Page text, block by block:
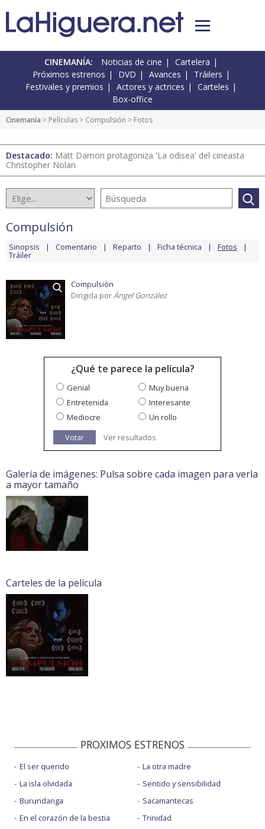
CINEMANÍA: Noticias de cine
Cartelera
Próximos estrenos
DVD Avances
Tráilers
Festivales y premios
Actores y actrices
Carteles
Box-office
Cinemanía > Películas > Compulsión > Fotos
Destacado: Matt Damon protagoniza 'La odisea' del cineasta
Christopher Nolan
Compulsión
Sinopsis Comentario Reparto Ficha técnica Fotos
Tráiler
Compulsión
Dirigida porÁngel González
¿Qué te parece la película?
Genial
Muy buena
Entretenida
Interesante
Mediocre
Un rollo
Votar
Ver resultados
Galería de imágenes: Pulsa sobre cada imagen para verla
a mayor tamaño
Carteles de la película
PROXIMOS ESTRENOS
El ser querido
La isla olvidada
Burundanga
En el corazón de la bestia
La otra madre
Sentido y sensibilidad
Sacamantecas
Trinidad